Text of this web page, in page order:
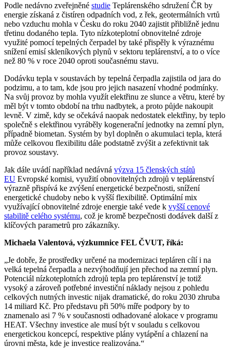
Podle nedávno zveřejněné studie Teplárenského sdružení ČR by
energie získaná z čistíren odpadních vod, z řek, geotermálních vrtů
nebo vzduchu mohla v Česku do roku 2040 zajistit přibližně jednu
třetinu dodaného tepla. Tyto nízkoteplotní obnovitelné zdroje
využité pomocí tepelných čerpadel by také přispěly k výraznému
snížení emisí skleníkových plynů v sektoru teplárenství, a to o více
než 80 % v roce 2040 oproti současnému stavu.
Dodávku tepla v soustavách by tepelná čerpadla zajistila od jara do
podzimu, a to tam, kde jsou pro jejich nasazení vhodné podmínky.
Na svůj provoz by mohla využít elektřinu ze slunce a větru, které by
měl být v tomto období na trhu nadbytek, a proto půjde nakoupit
levně. V zimě, kdy se očekává naopak nedostatek elektřiny, by teplo
společně s elektřinou vyráběly kogenerační jednotky na zemní plyn,
případně biometan. Systém by byl doplněn o akumulaci tepla, která
může celkovou flexibilitu dále podstatně zvýšit a zefektivnit tak
provoz soustavy.
Jak dále uvádí například nedávná výzva 15 členských států
EU Evropské komisi, využití obnovitelných zdrojů v teplárenství
výrazně přispívá ke zvýšení energetické bezpečnosti, snížení
energetické chudoby nebo k vyšší flexibilitě. Optimální mix
využívající obnovitelné zdroje energie také vede k vyšší cenové
stabilitě celého systému, což je kromě bezpečnosti dodávek další z
klíčových parametrů pro zákazníky.
Michaela Valentová, výzkumnice FEL ČVUT, říká:
„Je dobře, že prostředky určené na modernizaci tepláren cílí i na
velká tepelná čerpadla a nezvýhodňují jen přechod na zemní plyn.
Potenciál nízkoteplotních zdrojů tepla pro teplárenství je totiž
vysoký a zároveň potřebné investiční náklady nejsou z pohledu
celkových nutných investic nijak dramatické, do roku 2030 zhruba
14 miliard Kč. Pro představu při 50% míře podpory by to
znamenalo asi 7 % v současnosti odhadované alokace v programu
HEAT. Všechny investice ale musí být v souladu s celkovou
energetickou koncepcí, respektive plány vytápění a chlazení na
úrovni města, kde je investice realizována.“